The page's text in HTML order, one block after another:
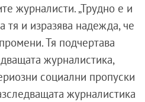
журналисти. „Трудно е и
тя и изразява надежда, че
Тя подчертава
журналистика,
социални пропуски
журналистика